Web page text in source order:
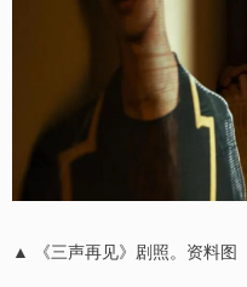
▲ 《三声再见》剧照。资料图